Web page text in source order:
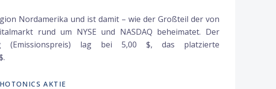
Nordamerika und ist damit – wie der Großteil der von
rund um NYSE und NASDAQ beheimatet. Der
(Emissionspreis) lag bei 5,00 $, das platzierte
AKTIE